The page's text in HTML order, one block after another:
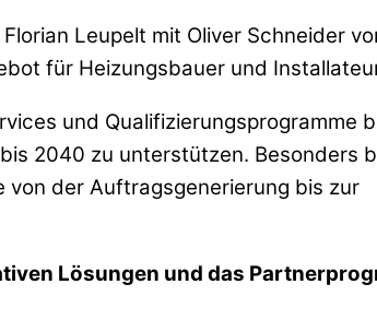
Leupelt mit Oliver Schneider
für Heizungsbauer und
und Qualifizierungsprogramme
2040 zu unterstützen. Besonders
von der Auftragsgenerierung bis zur
Lösungen und das